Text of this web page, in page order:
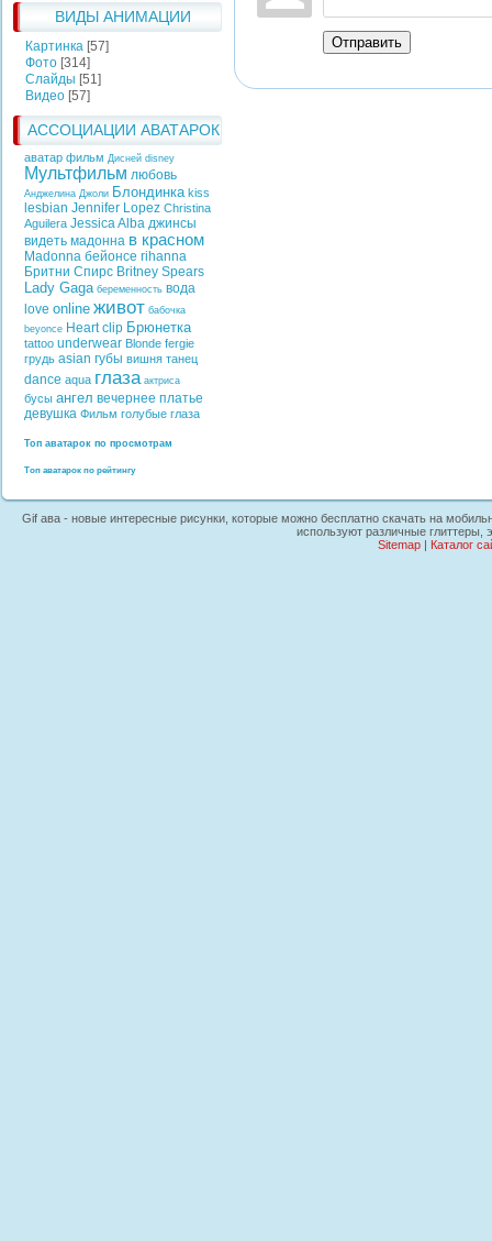
ВИДЫ АНИМАЦИИ
Картинка [57]
Фото [314]
Слайды [51]
Видео [57]
АССОЦИАЦИИ АВАТАРОК
аватар фильм Дисней disney
Мультфильм любовь
Анджелина Джоли Блондинка kiss
lesbian Jennifer Lopez Christina
Aguilera Jessica Alba джинсы
видеть мадонна в красном
Madonna бейонсе rihanna
Бритни Спирс Britney Spears
Lady Gaga беременность вода
love online живот бабочка
beyonce Heart clip Брюнетка
tattoo underwear Blonde fergie
грудь asian губы вишня танец
dance aqua глаза актриса
бусы ангел вечернее платье
девушка Фильм голубые глаза
Топ аватарок по просмотрам
Топ аватарок по рейтингу
Отправить
Gif ава - новые интересные рисунки, которые можно бесплатно скачать на
используют различные
Sitemap| Каталог